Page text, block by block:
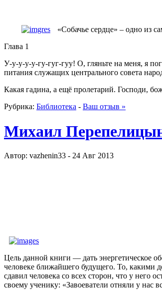
«Собачье сердце» – одно из
Глава 1
У-у-у-у-у-гу-гуг-гуу! О, гляньте на меня, я
питания служащих центрального совета
Какая гадина, а ещё пролетарий. Господи,
Рубрика: Библиотека - Ваш отзыв »
Михаил
Автор: vazhenin33 - 24 Авг 2013
Цель данной книги — дать энергетическое
человеке ближайшего будущего. То,
сдавил человека со всех сторон, что у
своему ученику: «Завоеватели отняли у